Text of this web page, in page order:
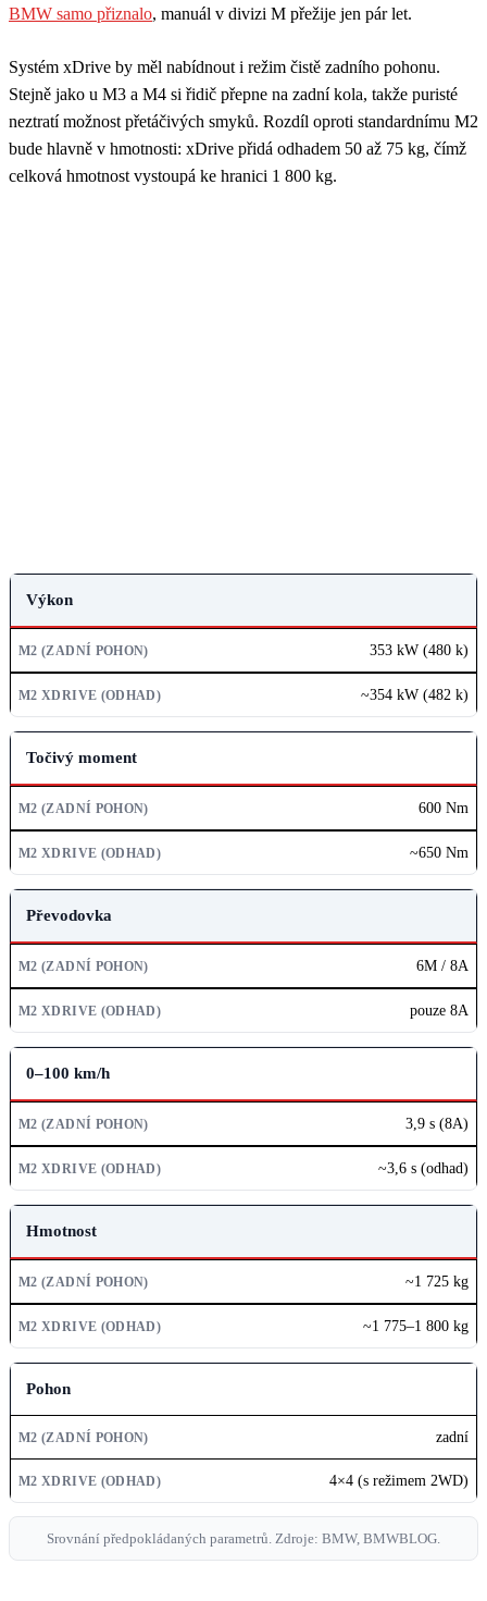
BMW samo přiznalo, manuál v divizi M přežije jen pár let.
Systém xDrive by měl nabídnout i režim čistě zadního pohonu.
Stejně jako u M3 a M4 si řidič přepne na zadní kola, takže puristé
neztratí možnost přetáčivých smyků. Rozdíl oproti standardnímu M2
bude hlavně v hmotnosti: xDrive přidá odhadem 50 až 75 kg, čímž
celková hmotnost vystoupá ke hranici 1 800 kg.
PARAMETR
M2 (ZADNÍ POHON)
M2 XDRIVE (ODHAD)
Výkon
353 kW (480 k)
~354 kW (482 k)
Točivý moment
600 Nm
~650 Nm
Převodovka
6M / 8A
pouze 8A
0–100 km/h
3,9 s (8A)
~3,6 s (odhad)
Hmotnost
~1 725 kg
~1 775–1 800 kg
Pohon
zadní
4×4 (s režimem 2WD)
Srovnání předpokládaných parametrů. Zdroje: BMW, BMWBLOG.